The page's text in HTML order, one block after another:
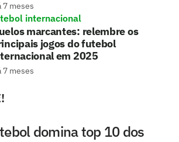
7 meses
internacional
marcantes: relembre os
jogos do futebol
em 2025
7 meses
domina top 10 dos